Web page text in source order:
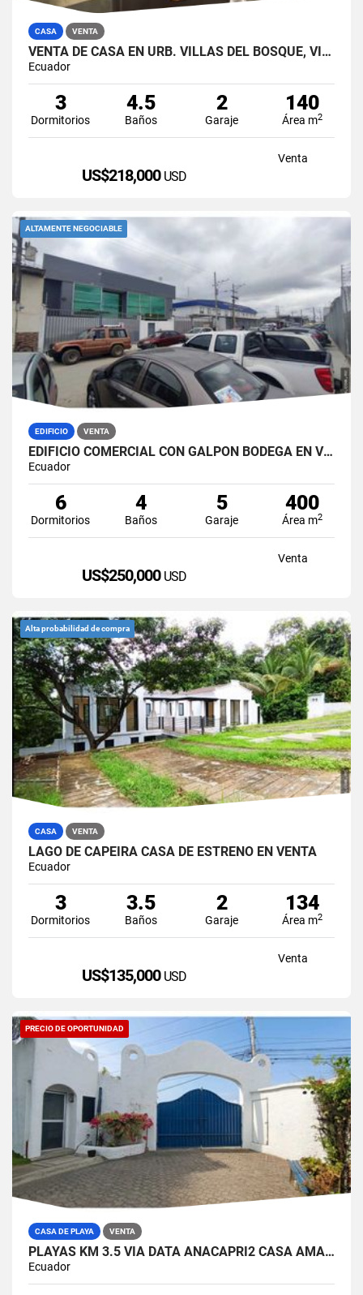
CASA VENTA
VENTA DE CASA EN URB. VILLAS DEL BOSQUE, VÍA A LA COSTA
Ecuador
3
Dormitorios
4.5
Baños
2
Garaje
140
Área m2
Venta
US$218,000 USD
ALTAMENTE NEGOCIABLE
EDIFICIO VENTA
EDIFICIO COMERCIAL CON GALPÓN BODEGA EN VENTA ZONA MÉDICA DURÁN NORTE
Ecuador
6
Dormitorios
4
Baños
5
Garaje
400
Área m2
Venta
US$250,000 USD
Alta probabilidad de compra
CASA VENTA
LAGO DE CAPEIRA CASA DE ESTRENO EN VENTA
Ecuador
3
Dormitorios
3.5
Baños
2
Garaje
134
Área m2
Venta
US$135,000 USD
PRECIO DE OPORTUNIDAD
CASA DE PLAYA VENTA
PLAYAS KM 3.5 VIA DATA ANACAPRI2 CASA AMABLADA EN VENTA
Ecuador